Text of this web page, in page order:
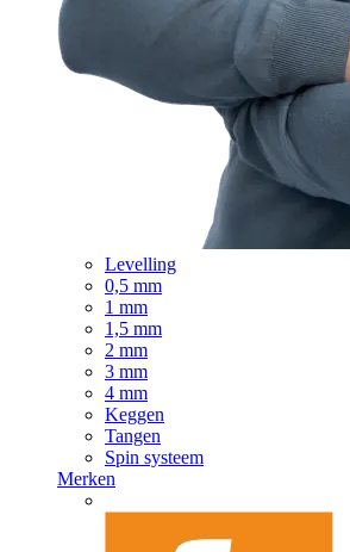
Levelling
0,5 mm
1 mm
1,5 mm
2 mm
3 mm
4 mm
Keggen
Tangen
Spin systeem
Merken